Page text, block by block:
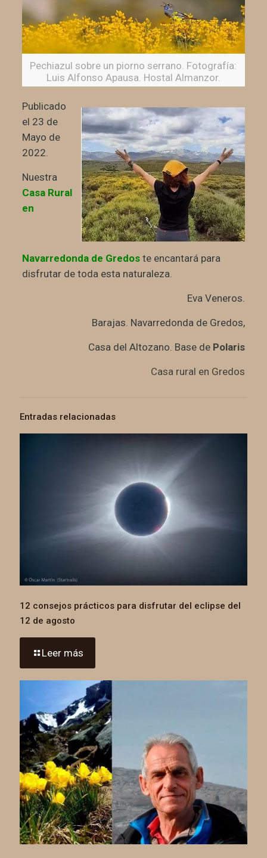
Pechiazul sobre un piorno serrano. Fotografía:
Luis Alfonso Apausa. Hostal Almanzor.
Publicado
el 23 de
Mayo de
2022.
Nuestra
Casa Rural
en
Navarredonda de Gredoste encantará para
disfrutar de toda esta naturaleza.
Eva Veneros.
Barajas. Navarredonda de Gredos,
Casa del Altozano. Base de Polaris
Casa rural en Gredos
Entradas relacionadas
12 consejos prácticos para disfrutar del eclipse del
12 de agosto
Leer más